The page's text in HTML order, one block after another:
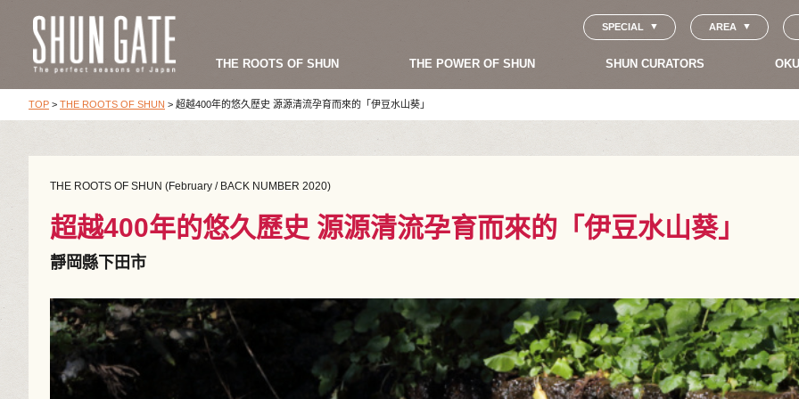
SPECIAL AREA
THE ROOTS OF SHUN THE POWER OF SHUN SHUN CURATORS
TOP > THE ROOTS OF SHUN > 超越400年的悠久歷史 源源清流孕育而來的「伊豆水山葵」
THE ROOTS OF SHUN (February / BACK NUMBER 2020)
超越400年的悠久歷史 源源清流孕育而來的「伊豆水山葵」
靜岡縣下田市